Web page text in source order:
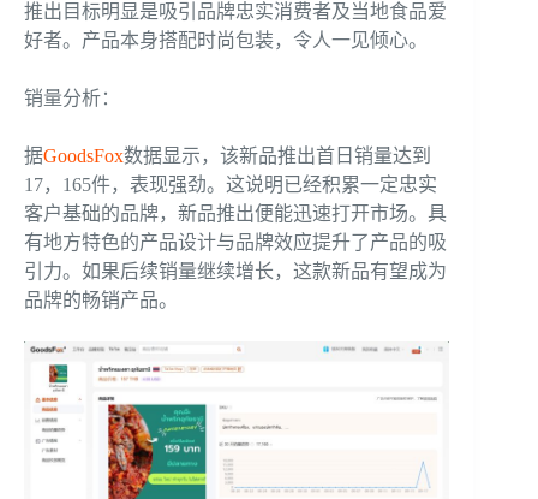
推出目标明显是吸引品牌忠实消费者及当地食品爱
好者。产品本身搭配时尚包装，令人一见倾心。
销量分析：
据GoodsFox数据显示，该新品推出首日销量达到
17，165件，表现强劲。这说明已经积累一定忠实
客户基础的品牌，新品推出便能迅速打开市场。具
有地方特色的产品设计与品牌效应提升了产品的吸
引力。如果后续销量继续增长，这款新品有望成为
品牌的畅销产品。